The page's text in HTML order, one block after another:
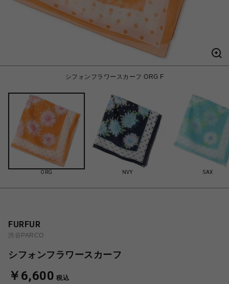
シフォンフラワースカーフ ORG F
ORG NVY SAX
FURFUR
渋谷PARCO
シフォンフラワースカーフ
￥6,600 税込